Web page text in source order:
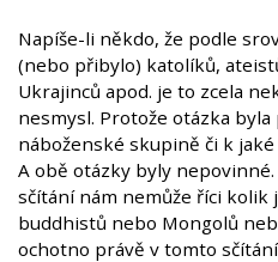
Napíše-li někdo, že podle
(nebo přibylo) katolíků,
Ukrajinců apod. je to zcela
nesmysl. Protože otázka byla
náboženské skupině či k
A obě otázky byly
sčítání nám nemůže říci kolik
buddhistů nebo Mongolů
ochotno právě v tomto